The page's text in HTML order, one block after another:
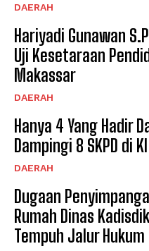
DAERAH
Hariyadi Gunawan
Uji Kesetaraan
Makassar
DAERAH
Hanya 4 Yang Hadir
Dampingi 8 SKPD di
DAERAH
Dugaan
Rumah Dinas
Tempuh Jalur Hukum